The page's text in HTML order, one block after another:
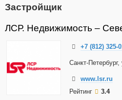
Застройщик
ЛСР. Недвижимость –
+7 (812) 325-
Санкт-
www.lsr.ru
Рейтинг
3.4